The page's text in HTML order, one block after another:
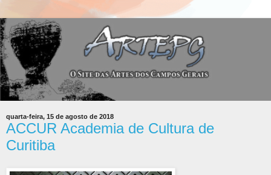
quarta-feira, 15 de agosto de 2018
ACCUR Academia de Cultura de
Curitiba